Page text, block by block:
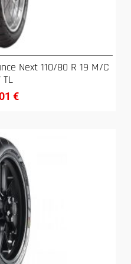
Next 110/80 R 19 M/C
TL
€